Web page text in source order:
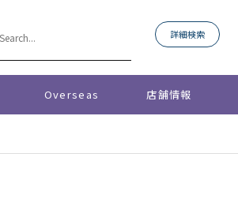
詳細検索
Overseas 店舗情報